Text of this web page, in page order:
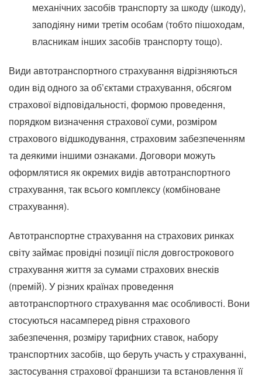
механічних засобів транспорту за шкоду (шкоду),
заподіяну ними третім особам (тобто пішоходам,
власникам інших засобів транспорту тощо).
Види автотранспортного страхування відрізняються
один від одного за об’єктами страхування, обсягом
страхової відповідальності, формою проведення,
порядком визначення страхової суми, розміром
страхового відшкодування, страховим забезпеченням
та деякими іншими ознаками. Договори можуть
оформлятися як окремих видів автотранспортного
страхування, так всього комплексу (комбіноване
страхування).
Автотранспортне страхування на страхових ринках
світу займає провідні позиції після довгострокового
страхування життя за сумами страхових внесків
(премій). У різних країнах проведення
автотранспортного страхування має особливості. Вони
стосуються насамперед рівня страхового
забезпечення, розміру тарифних ставок, набору
транспортних засобів, що беруть участь у страхуванні,
застосування страхової франшизи та встановлення її